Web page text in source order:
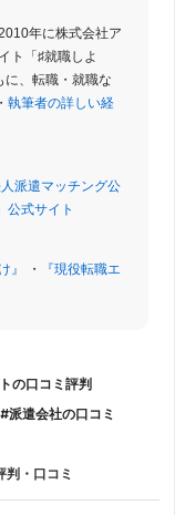
年に株式会社ア
ト「♯就職しよ
に、転職・就職な
執筆者の詳しい経
派遣マッチング公
公式サイト
』 ・
『現役転職エ
の口コミ評判
派遣会社の口コミ
判・口コミ